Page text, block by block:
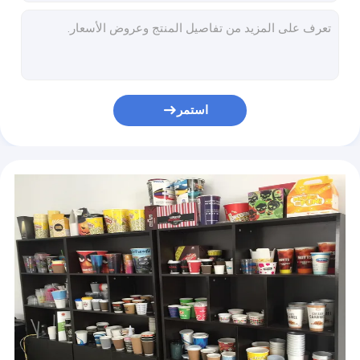
OEM 4.8KW الآيس كريم ورقة وعاء ماكينة عالية السرعة
مخصص يمكن التخلص منها 70-1050mm آلات القش الورقي 35-50 م / دقيقة
آلة تثقيب الأكواب الورقية المطلية بـ PE المسطحة 170 مرة / دقيقة
آلة صنع قش الشرب السميك 0.3-2 مم لصنع القش الورقي
8-35oz آلة تشكيل وعاء الورق القابل للتصرف سهلة الصيانة
استمر